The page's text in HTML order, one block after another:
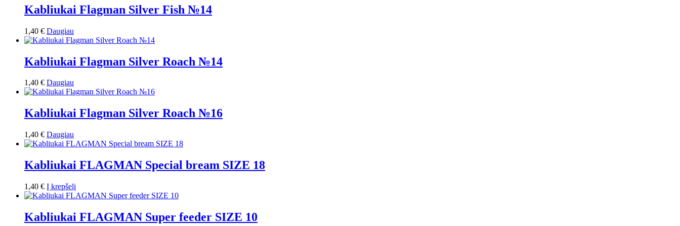
Kabliukai Flagman Silver Fish №14
1,40 € Daugiau
Kabliukai Flagman Silver Roach №14
1,40 € Daugiau
Kabliukai Flagman Silver Roach №16
1,40 € Daugiau
Kabliukai FLAGMAN Special bream SIZE 18
1,40 € Į krepšelį
Kabliukai FLAGMAN Super feeder SIZE 10